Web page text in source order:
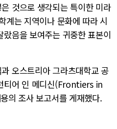
것으로 생각되는 특이한 미라
계는 지역이나 문화에 따라 시
음을 보여주는 귀중한 표본이
오스트리아 그라츠대학교 공
티어 인 메디신(Frontiers in
의 조사 보고서를 게재했다.